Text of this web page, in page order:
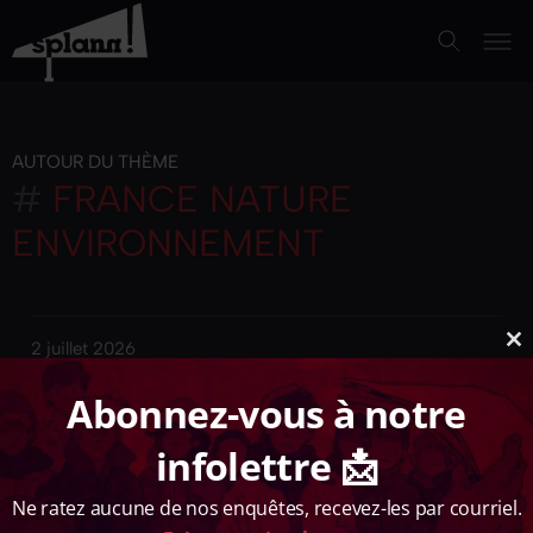
AUTOUR DU THÈME
FRANCE NATURE
ENVIRONNEMENT
2 juillet 2026
ARTICLE
[INFO « SPLANN ! »] ILS AVALENT LES DÉCHETS
DE L’AGRO : COMMENT LES
DÉCONDITIONNEURS RISQUENT DE SEMER
DES MICROPLASTIQUES DANS NOS CHAMPS
Abonnez-vous à notre
infolettre 📩
Ne ratez aucune de nos enquêtes, recevez-les par courriel.